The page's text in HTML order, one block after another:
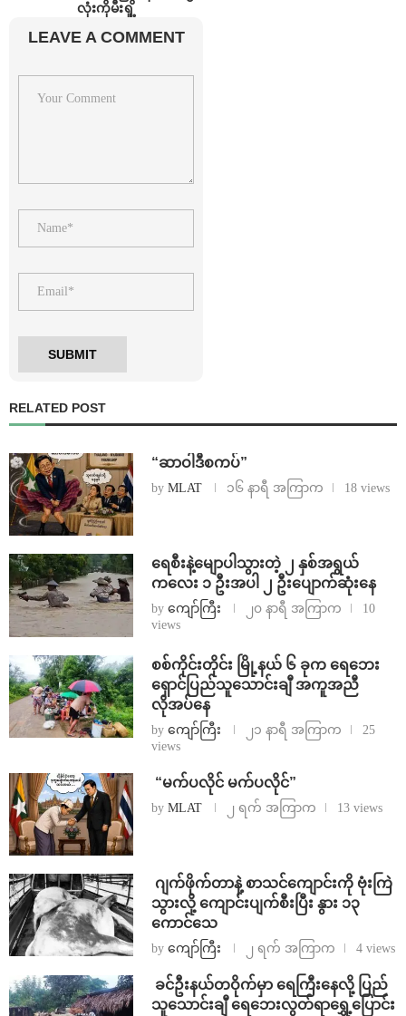
လုံးကိုမီးရှို့
LEAVE A COMMENT
RELATED POST
“ဆာဝါဒီစကပ်”
by MLAT ၁၆ နာရီ အကြာက 18 views
ရေစီးနဲ့မျောပါသွားတဲ့ ၂ နှစ်အရွယ်
ကလေး ၁ ဦးအပါ ၂ ဦးပျောက်ဆုံးနေ
by ကျော်ကြီး ၂၀ နာရီ အကြာက
10
views
စစ်ကိုင်းတိုင်း မြို့နယ် ၆ ခုက ရေဘေး
ရှောင်ပြည်သူသောင်းချီ အကူအညီ
လိုအပ်နေ
by ကျော်ကြီး ၂၁ နာရီ အကြာက
25
views
⁨ ⁨“မက်ပလိုင် မက်ပလိုင်”
by MLAT ၂ ရက် အကြာက 13 views
⁨⁩ ⁨ဂျက်ဖိုက်တာနဲ့ စာသင်ကျောင်းကို ဗုံးကြဲ
သွားလို့ ကျောင်းပျက်စီးပြီး နွား ၁၃
ကောင်သေ
by ကျော်ကြီး ၂ ရက် အကြာက 4 views
⁩ ⁨ခင်ဦးနယ်တဝိုက်မှာ ရေကြီးနေလို့ ပြည်
သူသောင်းချီ ရေဘေးလွတ်ရာရွှေ့ပြောင်း